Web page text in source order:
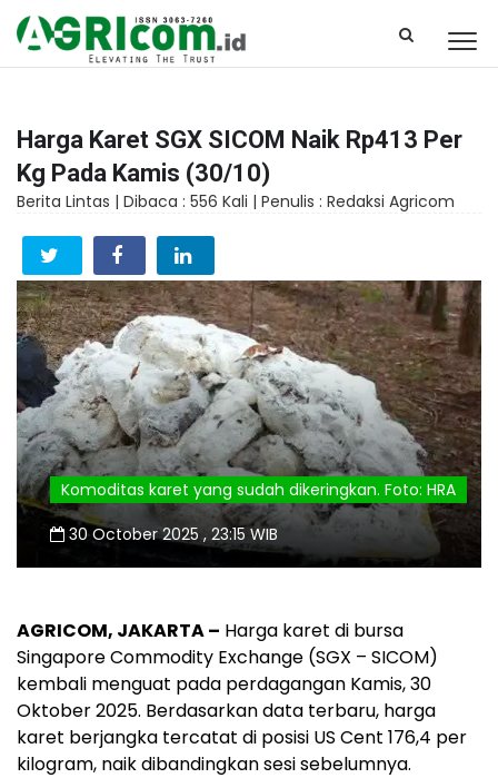
Harga Karet SGX SICOM Naik Rp413 Per
Kg Pada Kamis (30/10)
Berita Lintas | Dibaca : 556 Kali | Penulis : Redaksi Agricom
Komoditas karet yang sudah dikeringkan. Foto: HRA
30 October 2025 , 23:15 WIB
AGRICOM, JAKARTA – Harga karet di bursa
Singapore Commodity Exchange (SGX – SICOM)
kembali menguat pada perdagangan Kamis, 30
Oktober 2025. Berdasarkan data terbaru, harga
karet berjangka tercatat di posisi US Cent 176,4 per
kilogram, naik dibandingkan sesi sebelumnya.